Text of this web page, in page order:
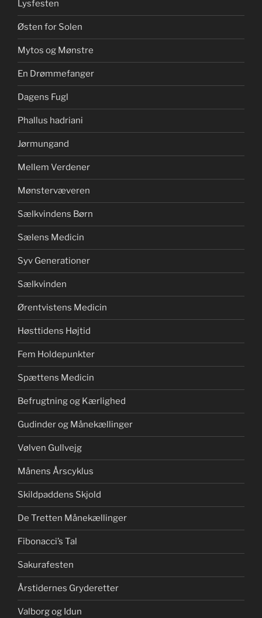
Lysfesten
Østen for Solen
Mytos og Mønstre
En Drømmefanger
Dagens Fugl
Phallus hadriani
Jørmungand
Mellem Verdener
Mønstervæveren
Sælkvindens Børn
Sælens Medicin
Syv Generationer
Sælkvinden
Ørentvistens Medicin
Høsttidens Højtid
Fem Holdepunkter
Spættens Medicin
Befrugtning og Kærlighed
Gudinder og Månekællinger
Vølven Gullvejg
Månens Årscyklus
Skildpaddens Skjold
De Tretten Månekællinger
Fibonacci’s Tal
Sakurafesten
Årstidernes Gryderetter
Valborg og Idun